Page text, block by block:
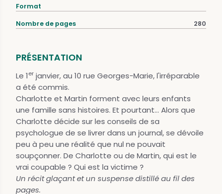
Format
Nombre de pages 280
PRÉSENTATION
Le 1er janvier, au 10 rue Georges-Marie, l'irréparable
a été commis.
Charlotte et Martin forment avec leurs enfants
une famille sans histoires. Et pourtant... Alors que
Charlotte décide sur les conseils de sa
psychologue de se livrer dans un journal, se dévoile
peu à peu une réalité que nul ne pouvait
soupçonner. De Charlotte ou de Martin, qui est le
vrai coupable ? Qui est la victime ?
Un récit glaçant et un suspense distillé au fil des
pages.